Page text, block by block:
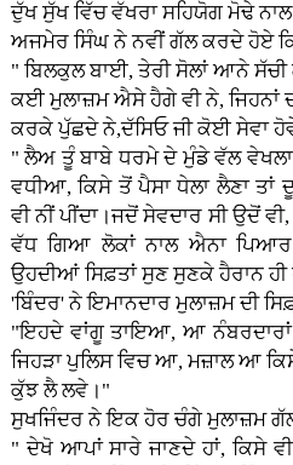
ਦੁੱਖ ਸੁੱਖ ਵਿੱਚ ਵੱਖਰਾ ਸਹਿਯੋਗ ਮੋਢੇ
ਅਜਮੇਰ ਸਿੰਘ ਨੇ ਨਵੀਂ ਗੱਲ ਕਰਦੇ ਹੋਏ
" ਬਿਲਕੁਲ ਬਾਈ, ਤੇਰੀ ਸੋਲਾਂ ਆਨੇ
ਕ‌ਈ ਮੁਲਾਜ਼ਮ ਐਸੇ ਹੈਗੇ ਵੀ ਨੇ,
ਕਰਕੇ ਪੁੱਛਦੇ ਨੇ,ਦੱਸਿਓ ਜੀ ਕੋਈ ਸੇਵਾ
" ਲੈਅ ਤੂੰ ਬਾਬੇ ਧਰਮੇ ਦੇ ਮੁੰਡੇ ਵੱਲ
ਵਧੀਆ, ਕਿਸੇ ਤੋਂ ਪੈਸਾ ਧੇਲਾ ਲੈਣਾ ਤਾਂ
ਵੀ ਨੀਂ ਪੀਂਦਾ।ਜਦੋਂ ਸੇਵਦਾਰ ਸੀ ਉਦੋਂ
ਵੱਧ ਗਿਆ ਲੋਕਾਂ ਨਾਲ ਐਨਾ
ਉਹਦੀਆਂ ਸਿਫ਼ਤਾਂ ਸੁਣ ਸੁਣਕੇ ਹੈਰਾਨ
'ਬਿੰਦਰ' ਨੇ ਇਮਾਨਦਾਰ ਮੁਲਾਜ਼ਮ ਦੀ
"ਇਹਦੇ ਵਾਂਗੂ ਤਾਇਆ, ਆ
ਜਿਹੜਾ ਪੁਲਿਸ ਵਿਚ ਆ, ਮਜ਼ਾਲ ਆ
ਕੁੱਝ ਲੈ ਲਵੇ।"
ਸੁਖਜਿੰਦਰ ਨੇ ਇਕ ਹੋਰ ਚੰਗੇ ਮੁਲਾਜ਼ਮ
" ਦੇਖੋ ਆਪਾਂ ਸਾਰੇ ਜਾਣਦੇ ਹਾਂ, ਕਿਸੇ